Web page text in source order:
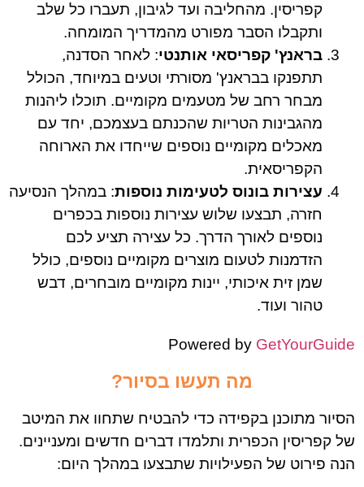
קפריסין. מהחליבה ועד לגיבון, תעברו כל שלב
ותקבלו הסבר מפורט מהמדריך המומחה.
בראנץ' קפריסאי אותנטי: לאחר הסדנה,
תתפנקו בבראנץ' מסורתי וטעים במיוחד, הכולל
מבחר רחב של מטעמים מקומיים. תוכלו ליהנות
מהגבינות הטריות שהכנתם בעצמכם, יחד עם
מאכלים מקומיים נוספים שייחדו את הארוחה
הקפריסאית.
עצירות בונוס לטעימות נוספות: במהלך הנסיעה
חזרה, תבצעו שלוש עצירות נוספות בכפרים
נוספים לאורך הדרך. כל עצירה תציע לכם
הזדמנות לטעום מוצרים מקומיים נוספים, כולל
שמן זית איכותי, יינות מקומיים מובחרים, דבש
טהור ועוד.
Powered by GetYourGuide
מה תעשו בסיור?
הסיור מתוכנן בקפידה כדי להבטיח שתחוו את המיטב
של קפריסין הכפרית ותלמדו דברים חדשים ומעניינים.
הנה פירוט של הפעילויות שתבצעו במהלך היום: